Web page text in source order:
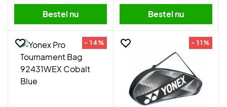
Bestel nu Bestel nu
- 14% - 11%